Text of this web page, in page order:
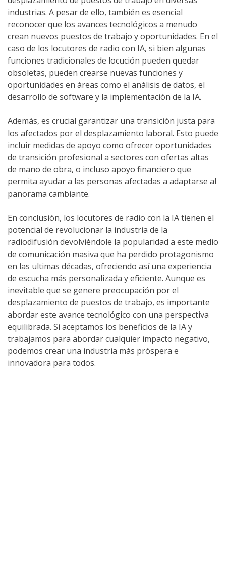
industrias. A pesar de ello, también es esencial
reconocer que los avances tecnológicos a menudo
crean nuevos puestos de trabajo y oportunidades. En el
caso de los locutores de radio con IA, si bien algunas
funciones tradicionales de locución pueden quedar
obsoletas, pueden crearse nuevas funciones y
oportunidades en áreas como el análisis de datos, el
desarrollo de software y la implementación de la IA.
Además, es crucial garantizar una transición justa para
los afectados por el desplazamiento laboral. Esto puede
incluir medidas de apoyo como ofrecer oportunidades
de transición profesional a sectores con ofertas altas
de mano de obra, o incluso apoyo financiero que
permita ayudar a las personas afectadas a adaptarse al
panorama cambiante.
En conclusión, los locutores de radio con la IA tienen el
potencial de revolucionar la industria de la
radiodifusión devolviéndole la popularidad a este medio
de comunicación masiva que ha perdido protagonismo
en las ultimas décadas, ofreciendo así una experiencia
de escucha más personalizada y eficiente. Aunque es
inevitable que se genere preocupación por el
desplazamiento de puestos de trabajo, es importante
abordar este avance tecnológico con una perspectiva
equilibrada. Si aceptamos los beneficios de la IA y
trabajamos para abordar cualquier impacto negativo,
podemos crear una industria más próspera e
innovadora para todos.